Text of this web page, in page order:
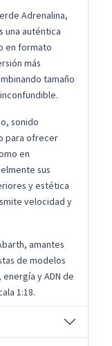
Adrenalina,
una auténtica
en formato
más
tamaño
sonido
para ofrecer
en
sus
y estética
velocidad y
amantes
de modelos
y ADN de
1:18.